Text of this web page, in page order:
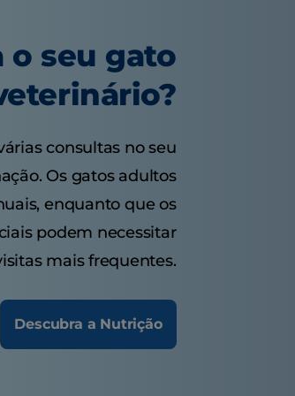
o seu gato
consultas no seu
Os gatos adultos
enquanto que os
podem necessitar
mais frequentes.
Descubra a Nutrição